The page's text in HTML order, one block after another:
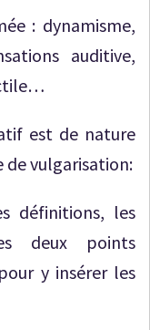
: dynamisme,
auditive,
est de nature
de vulgarisation:
définitions, les
deux points
y insérer les